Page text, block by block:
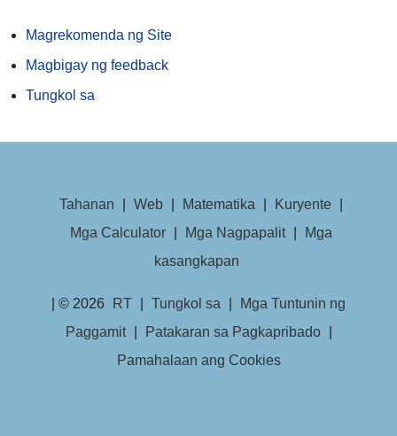
Magrekomenda ng Site
Magbigay ng feedback
Tungkol sa
Tahanan Web Matematika Kuryente
Mga Calculator
Mga Nagpapalit
Mga
kasangkapan
| © 2026 RT Tungkol sa
Mga Tuntunin ng
Paggamit
Patakaran sa Pagkapribado
Pamahalaan ang Cookies